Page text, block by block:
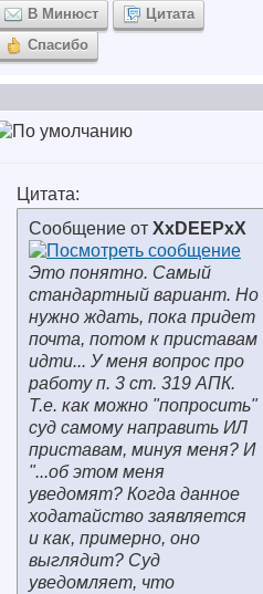
В Минюст
Цитата
Спасибо
Цитата:
Сообщение от XxDEEPxX
Это понятно. Самый
стандартный вариант. Но
нужно ждать, пока придет
почта, потом к приставам
идти... У меня вопрос про
работу п. 3 ст. 319 АПК.
Т.е. как можно "попросить"
суд самому направить ИЛ
приставам, минуя меня? И
"...об этом меня
уведомят? Когда данное
ходатайство заявляется
и как, примерно, оно
выглядит? Суд
уведомляет, что